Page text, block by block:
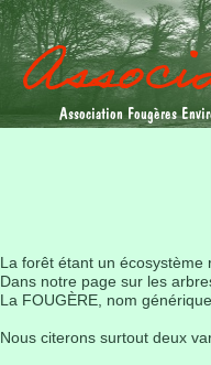
AssociationFougèresE
La forêt étant un écosystème
Dans notre page sur les
La FOUGÈRE, nom
Nous citerons surtout deux